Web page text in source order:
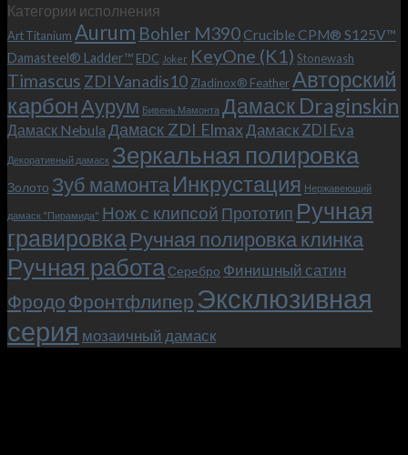
и
клипсой!
Макс
(Mad
Max),
или
как
мы
прикоснулись
к
фильма.
Категории исполнения
Art Titanium Aurum Bohler M390Crucible CPM® S125V™
Damasteel® Ladder™ EDC Joker KeyOne (K1) Stonewash
Timascus ZDI Vanadis10 Zladinox® FeatherАвторский
карбонАурум Бивень Мамонта Дамаск Draginskin
Дамаск Nebula Дамаск ZDI Elmax Дамаск ZDI Eva
Декоративный дамаск Зеркальная полировка
Золото Зуб мамонтаИнкрустация Нержавеющий
дамаск "Пирамида" Нож с клипсой Прототип Ручная
гравировкаРучная полировка клинка
Ручная работа Серебро Финишный сатин
Фродо Фронтфлипер Эксклюзивная
серия мозаичный дамаск